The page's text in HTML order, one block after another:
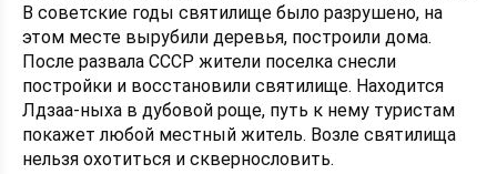
В советские годы святилище было разрушено, на
этом месте вырубили деревья, построили дома.
После развала СССР жители поселка снесли
постройки и восстановили святилище. Находится
Лдзаа-ныха в дубовой роще, путь к нему туристам
покажет любой местный житель. Возле святилища
нельзя охотиться и сквернословить.